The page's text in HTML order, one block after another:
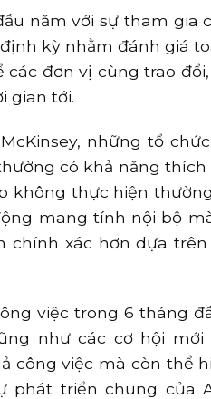
năm với sự tham gia
kỳ nhằm đánh giá
đơn vị cùng trao đổi,
gian tới.
những tổ
có khả năng thích
không thực hiện
mang tính nội bộ
chính xác hơn dựa trên
việc trong 6 tháng
như các cơ hội mới
công việc mà còn thể
phát triển chung của